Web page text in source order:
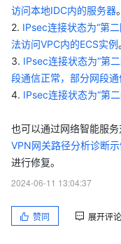
访问本地IDC内的服务器。
2. IPsec连接状态为“第
法访问VPC内的ECS实例
3. IPsec连接状态为“第
段通信正常，部分网段
4. IPsec连接状态为“第
也可以通过网络智能服
VPN网关路径分析诊断示
进行修复。
2024-06-11 13:04:37
赞同 展开评论